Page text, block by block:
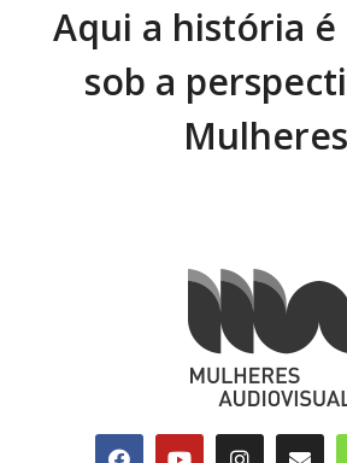
Aqui a história
sob a